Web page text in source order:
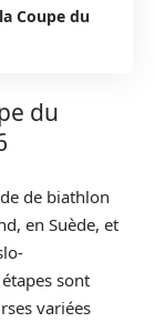
Coupe du
du
de biathlon
en Suède, et
sont
variées